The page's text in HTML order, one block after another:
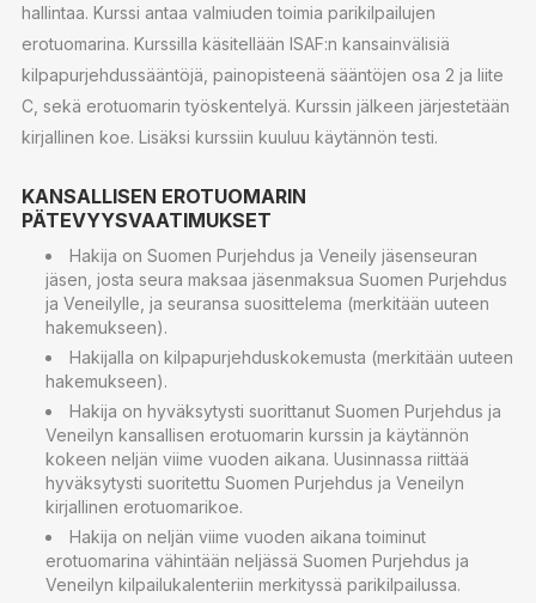
hallintaa. Kurssi antaa valmiuden toimia parikilpailujen
erotuomarina. Kurssilla käsitellään ISAF:n kansainvälisiä
kilpapurjehdussääntöjä, painopisteenä sääntöjen osa 2 ja liite
C, sekä erotuomarin työskentelyä. Kurssin jälkeen järjestetään
kirjallinen koe. Lisäksi kurssiin kuuluu käytännön testi.
KANSALLISEN EROTUOMARIN
PÄTEVYYSVAATIMUKSET
Hakija on Suomen Purjehdus ja Veneily jäsenseuran
jäsen, josta seura maksaa jäsenmaksua Suomen Purjehdus
ja Veneilylle, ja seuransa suosittelema (merkitään uuteen
hakemukseen).
Hakijalla on kilpapurjehduskokemusta (merkitään uuteen
hakemukseen).
Hakija on hyväksytysti suorittanut Suomen Purjehdus ja
Veneilyn kansallisen erotuomarin kurssin ja käytännön
kokeen neljän viime vuoden aikana. Uusinnassa riittää
hyväksytysti suoritettu Suomen Purjehdus ja Veneilyn
kirjallinen erotuomarikoe.
Hakija on neljän viime vuoden aikana toiminut
erotuomarina vähintään neljässä Suomen Purjehdus ja
Veneilyn kilpailukalenteriin merkityssä parikilpailussa.